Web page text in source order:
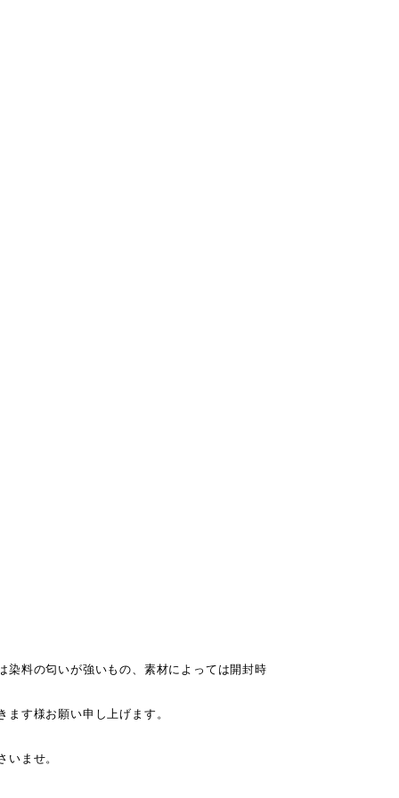
染料の匂いが強いもの、素材によっては開封時
す様お願い申し上げます。
ませ。